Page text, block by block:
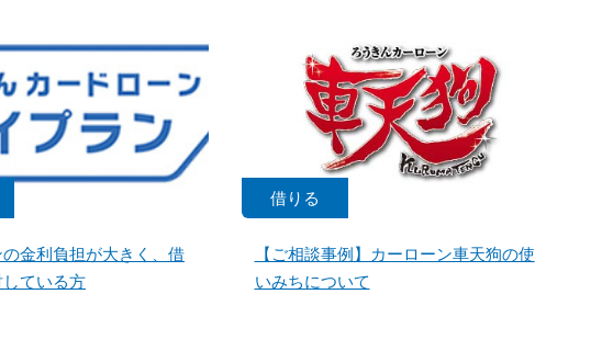
金利負担が大きく、借
している方
借りる
【ご相談事例】カーローン車天狗の使
いみちについて